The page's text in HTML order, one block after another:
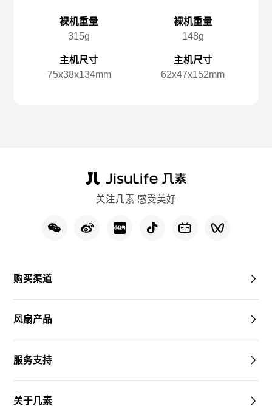
裸机重量
315g
主机尺寸
75x️38x️134mm
裸机重量
148g
主机尺寸
62x️47x️152mm
关注几素 感受美好
购买渠道
风扇产品
服务支持
关于几素